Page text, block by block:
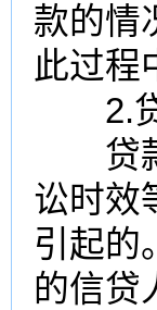
款的情
此过程
2.贷
贷款
讼时效
引起的
的信贷